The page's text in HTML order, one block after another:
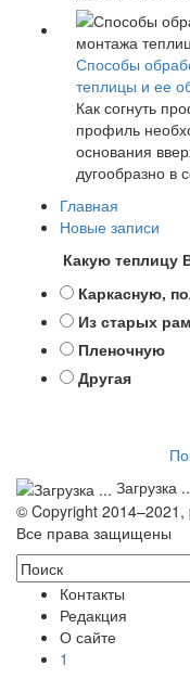
Способы
теплицы и ее
Как согнуть
профиль
основания
дугообразно в
Главная
Новые записи
Какую теплицу
Каркасную,
Из старых рам
Пленочную
Другая
Загрузка
© Copyright 2014–2021,
Все права защищены
Контакты
Редакция
О сайте
1